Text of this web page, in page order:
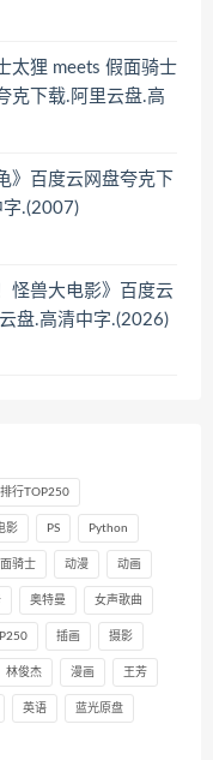
太狸 meets 假面骑士
克下载.阿里云盘.高
》百度云网盘夸克下
.(2007)
怪兽大电影》百度云
盘.高清中字.(2026)
行TOP250
影 PS Python
骑士 动漫 动画
奥特曼 女声歌曲
插画 摄影
林俊杰 漫画 王芳
英语 蓝光原盘